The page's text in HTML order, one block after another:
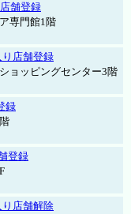
舗登録
専門館1階
り店舗登録
ョッピングセンター3階
録
登録
り店舗解除